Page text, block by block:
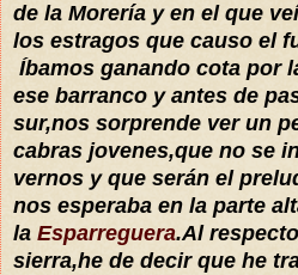
de la Morería y en el que
los estragos que causo el
Íbamos ganando cota por
ese barranco y antes de
sur,nos sorprende ver un
cabras jovenes,que no se
vernos y que serán el
nos esperaba en la parte
la Esparreguera.Al
sierra,he de decir que he